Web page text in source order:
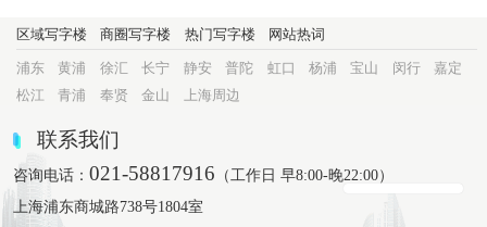
区域写字楼 商圈写字楼 热门写字楼 网站热词
浦东 黄浦 徐汇 长宁 静安 普陀 虹口 杨浦 宝山 闵行
嘉定
松江
青浦 奉贤 金山 上海周边
联系我们
咨询电话：021-58817916 （工作日 早8:00-晚22:00）
上海浦东商城路738号1804室